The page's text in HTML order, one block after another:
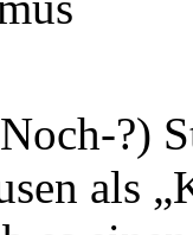
?)
als